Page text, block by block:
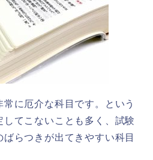
に厄介な科目です。という
てこないことも多く、試験
らつきが出てきやすい科目